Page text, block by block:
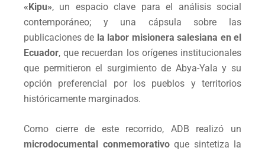
«Kipu», un espacio clave para el análisis social
contemporáneo; y una cápsula sobre las
publicaciones de la labor misionera salesiana en el
Ecuador, que recuerdan los orígenes institucionales
que permitieron el surgimiento de Abya-Yala y su
opción preferencial por los pueblos y territorios
históricamente marginados.
Como cierre de este recorrido, ADB realizó un
microdocumental conmemorativoque sintetiza la